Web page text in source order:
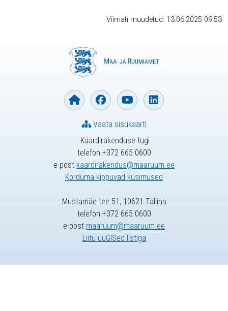
Viimati muudetud: 13.06.2025 09:53
Kaardirakenduse tugi
telefon +372 665 0600
e-post kaardirakendus@maaruum.ee
Korduma kippuvad küsimused
Vaata sisukaarti
Mustamäe tee 51, 10621 Tallinn
telefon +372 665 0600
e-post maaruum@maaruum.ee
Liitu uuGISed listiga